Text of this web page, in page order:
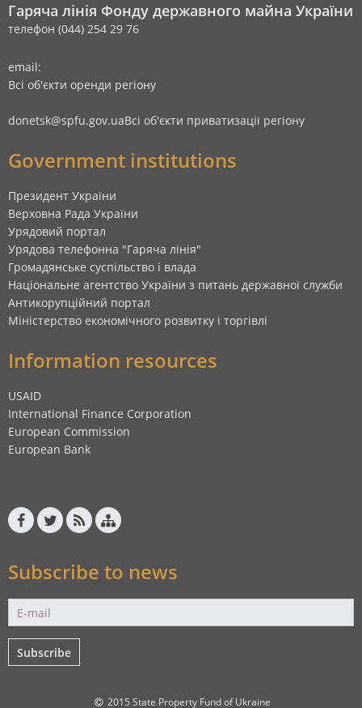
Гаряча лінія Фонду державного майна України
телефон (044) 254 29 76
email:
Всі об'єкти оренди регіону
donetsk@spfu.gov.uaВсі об'єкти приватизації регіону
Government institutions
Президент України
Верховна Рада України
Урядовий портал
Урядова телефонна "Гаряча лінія"
Громадянське суспільство і влада
Національне агентство України з питань державної служби
Антикорупційний портал
Міністерство економічного розвитку і торгівлі
Information resources
USAID
International Finance Corporation
European Commission
European Bank
Subscribe to news
Subscribe
2015 State Property Fund of Ukraine